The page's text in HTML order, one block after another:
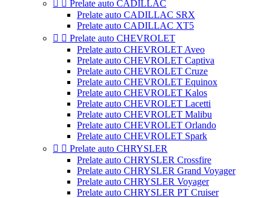
  Prelate auto CADILLAC
Prelate auto CADILLAC SRX
Prelate auto CADILLAC XT5
  Prelate auto CHEVROLET
Prelate auto CHEVROLET Aveo
Prelate auto CHEVROLET Captiva
Prelate auto CHEVROLET Cruze
Prelate auto CHEVROLET Equinox
Prelate auto CHEVROLET Kalos
Prelate auto CHEVROLET Lacetti
Prelate auto CHEVROLET Malibu
Prelate auto CHEVROLET Orlando
Prelate auto CHEVROLET Spark
  Prelate auto CHRYSLER
Prelate auto CHRYSLER Crossfire
Prelate auto CHRYSLER Grand Voyager
Prelate auto CHRYSLER Voyager
Prelate auto CHRYSLER PT Cruiser